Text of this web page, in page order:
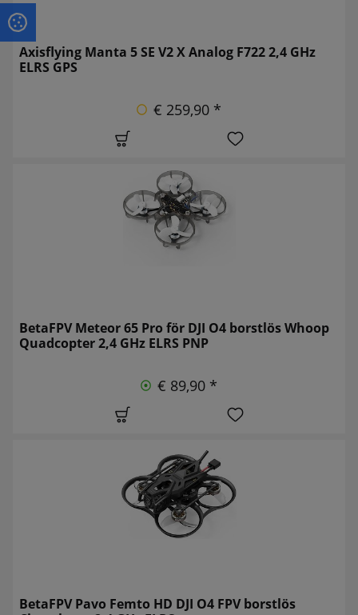
Axisflying Manta 5 SE V2 X Analog F722 2,4 GHz
ELRS GPS
€ 259,90 *
BetaFPV Meteor 65 Pro för DJI O4 borstlös Whoop
Quadcopter 2,4 GHz ELRS PNP
€ 89,90 *
BetaFPV Pavo Femto HD DJI O4 FPV borstlös